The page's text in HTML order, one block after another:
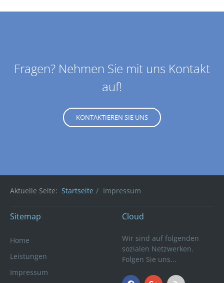
Fragen? Nehmen Sie mit uns Kontakt
auf!
KONTAKTIEREN SIE UNS
Aktuelle Seite: Startseite Impressum
Sitemap
Home
Leistungen
Impressum
Cloud
Wir sind auf folgenden
sozialen Netzwerken.
Folgen Sie uns...